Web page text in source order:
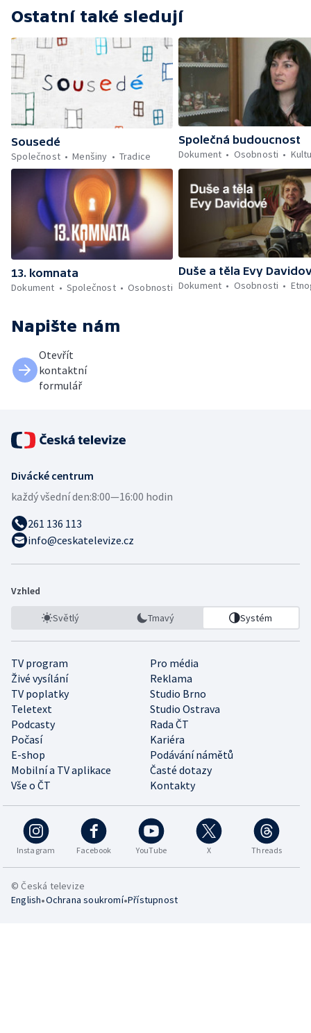
Ostatní také sledují
Sousedé
Společnost
Menšiny Tradice
Společná budoucnost
Dokument
Osobnosti
13. komnata
Dokument
Společnost Osobnosti
Duše a těla Evy
Dokument
Osobnosti
Napište nám
Otevřít
kontaktní
formulář
Divácké centrum
každý všední den:8:00—16:00 hodin
261 136 113
info@ceskatelevize.cz
Vzhled
Světlý Tmavý Systém
TV program
Pro média
Živé vysílání
Reklama
TV poplatky
Studio Brno
Teletext
Studio Ostrava
Podcasty
Rada ČT
Počasí
Kariéra
E-shop
Podávání námětů
Mobilní a TV aplikace
Časté dotazy
Vše o ČT
Kontakty
Instagram Facebook YouTube X Threads
© Česká televize
English•Ochrana soukromí•Přístupnost